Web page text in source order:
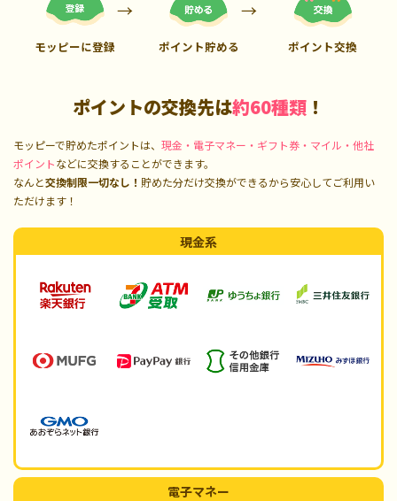
モッピーに登録 ポイント貯める ポイント交換
ポイントの交換先は約60種類 ！
モッピーで貯めたポイントは、 現金・電子マネー・ギフト券・マイル・他社
ポイントなどに交換することができます。
なんと交換制限一切なし！ 貯めた分だけ交換ができるから安心してご利用い
ただけます！
現金系
電子マネー